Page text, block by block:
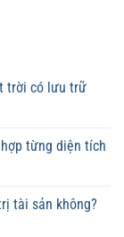
trời có lưu trữ
từng diện tích
tài sản không?